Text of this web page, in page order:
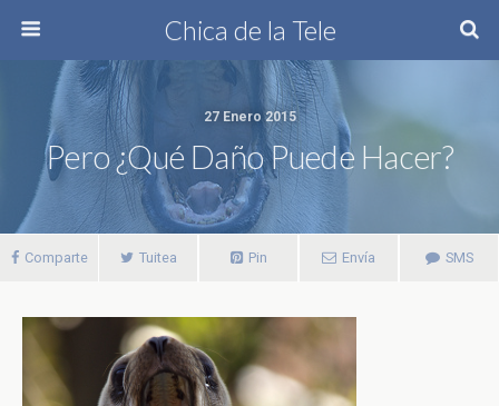
Chica de la Tele
27 Enero 2015
Pero ¿qué Daño Puede Hacer?
Comparte Tuitea Pin Envía SMS